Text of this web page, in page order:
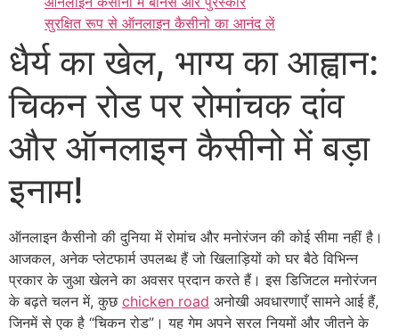
सुरक्षित रूप से ऑनलाइन कैसीनो का आनंद लें
धैर्य का खेल, भाग्य का आह्वान:
चिकन रोड पर रोमांचक दांव
और ऑनलाइन कैसीनो में बड़ा
इनाम!
ऑनलाइन कैसीनो की दुनिया में रोमांच और मनोरंजन की कोई सीमा नहीं है।
आजकल, अनेक प्लेटफार्म उपलब्ध हैं जो खिलाड़ियों को घर बैठे विभिन्न
प्रकार के जुआ खेलने का अवसर प्रदान करते हैं। इस डिजिटल मनोरंजन
के बढ़ते चलन में, कुछ chicken road अनोखी अवधारणाएँ सामने आई हैं,
जिनमें से एक है “चिकन रोड”। यह गेम अपने सरल नियमों और जीतने के